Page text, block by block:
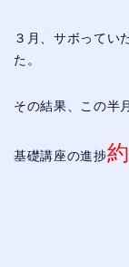
３月、サボってい
た。
その結果、この半
基礎講座の進捗